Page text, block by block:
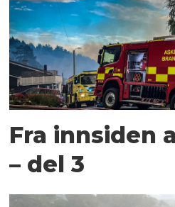
Fra innsiden
– del 3